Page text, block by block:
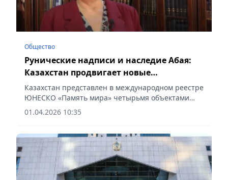
Общество
Рунические надписи и наследие Абая:
Казахстан продвигает новые
номинации в ЮНЕСКО
Казахстан представлен в международном реестре
ЮНЕСКО «Память мира» четырьмя объектами
документального наследия, сообщает Vecher.kz.
01.04.2026 10:35